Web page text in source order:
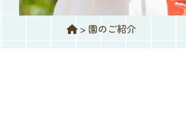
> 園のご紹介